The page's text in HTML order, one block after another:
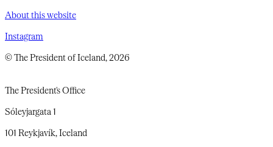
About this website
Instagram
© The President of Iceland, 2026
The President's Office
Sóleyjargata 1
101 Reykjavík, Iceland